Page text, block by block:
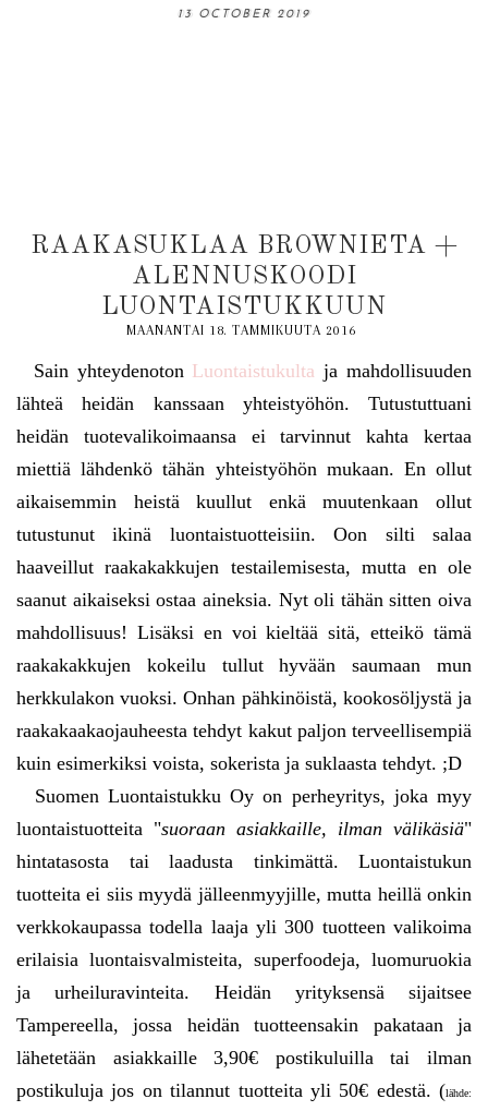
13 OCTOBER 2019
06 OCTOBER 2019
31 AUGUST 2019
18 AUGUST 2019
RAAKASUKLAA BROWNIETA +
ALENNUSKOODI
LUONTAISTUKKUUN
MAANANTAI 18. TAMMIKUUTA 2016
Sain yhteydenoton Luontaistukulta ja mahdollisuuden
lähteä heidän kanssaan yhteistyöhön. Tutustuttuani
heidän tuotevalikoimaansa ei tarvinnut kahta kertaa
miettiä lähdenkö tähän yhteistyöhön mukaan. En ollut
aikaisemmin heistä kuullut enkä muutenkaan ollut
tutustunut ikinä luontaistuotteisiin. Oon silti salaa
haaveillut raakakakkujen testailemisesta, mutta en ole
saanut aikaiseksi ostaa aineksia. Nyt oli tähän sitten oiva
mahdollisuus! Lisäksi en voi kieltää sitä, etteikö tämä
raakakakkujen kokeilu tullut hyvään saumaan mun
herkkulakon vuoksi. Onhan pähkinöistä, kookosöljystä ja
raakakaakaojauheesta tehdyt kakut paljon terveellisempiä
kuin esimerkiksi voista, sokerista ja suklaasta tehdyt. ;D
Suomen Luontaistukku Oy on perheyritys, joka myy
luontaistuotteita "suoraan asiakkaille, ilman välikäsiä"
hintatasosta tai laadusta tinkimättä. Luontaistukun
tuotteita ei siis myydä jälleenmyyjille, mutta heillä onkin
verkkokaupassa todella laaja yli 300 tuotteen valikoima
erilaisia luontaisvalmisteita, superfoodeja, luomuruokia
ja urheiluravinteita. Heidän yrityksensä sijaitsee
Tampereella, jossa heidän tuotteensakin pakataan ja
lähetetään asiakkaille 3,90€ postikuluilla tai ilman
postikuluja jos on tilannut tuotteita yli 50€ edestä. (lähde: